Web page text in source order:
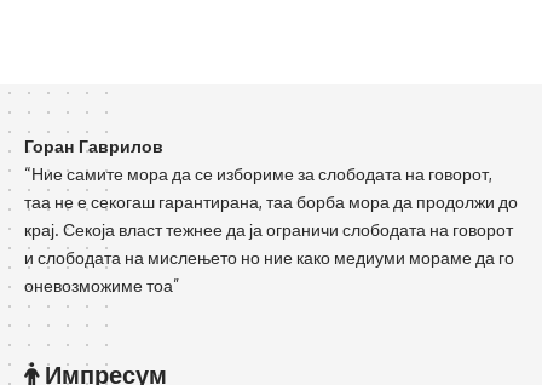
Горан Гаврилов
“Ние самите мора да се избориме за слободата на говорот,
таа не е секогаш гарантирана, таа борба мора да продолжи до
крај. Секоја власт тежнее да ја ограничи слободата на говорот
и слободата на мислењето но ние како медиуми мораме да го
оневозможиме тоа”
Импресум